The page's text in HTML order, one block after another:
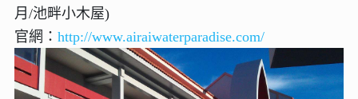
月/池畔小木屋)
官網： http://www.airaiwaterparadise.com/